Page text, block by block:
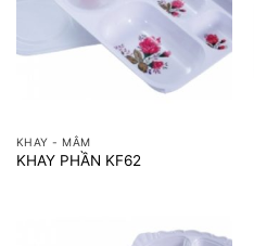
KHAY - MÂM
KHAY PHẦN KF62